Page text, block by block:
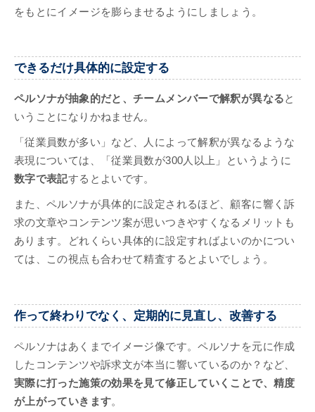
をもとにイメージを膨らませるようにしましょう。
できるだけ具体的に設定する
ペルソナが抽象的だと、チームメンバーで解釈が異なると
いうことになりかねません。
「従業員数が多い」など、人によって解釈が異なるような
表現については、「従業員数が300人以上」というように
数字で表記するとよいです。
また、ペルソナが具体的に設定されるほど、顧客に響く訴
求の文章やコンテンツ案が思いつきやすくなるメリットも
あります。どれくらい具体的に設定すればよいのかについ
ては、この視点も合わせて精査するとよいでしょう。
作って終わりでなく、定期的に見直し、改善する
ペルソナはあくまでイメージ像です。ペルソナを元に作成
したコンテンツや訴求文が本当に響いているのか？など、
実際に打った施策の効果を見て修正していくことで、精度
が上がっていきます。